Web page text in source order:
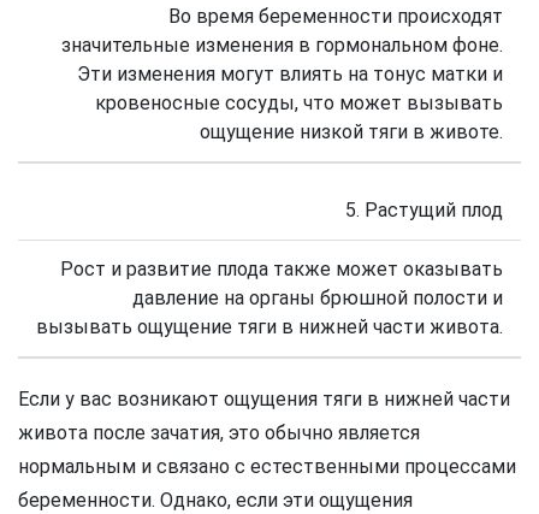
Во время беременности происходят
значительные изменения в гормональном фоне.
Эти изменения могут влиять на тонус матки и
кровеносные сосуды, что может вызывать
ощущение низкой тяги в животе.
5. Растущий плод
Рост и развитие плода также может оказывать
давление на органы брюшной полости и
вызывать ощущение тяги в нижней части живота.
Если у вас возникают ощущения тяги в нижней части
живота после зачатия, это обычно является
нормальным и связано с естественными процессами
беременности. Однако, если эти ощущения